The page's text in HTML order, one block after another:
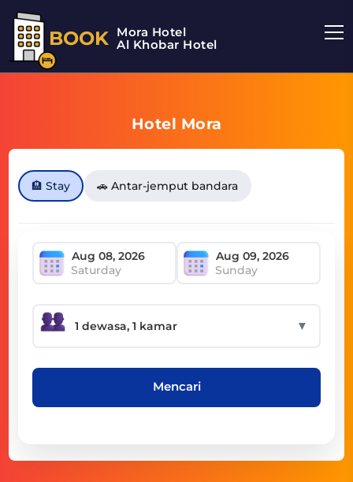
BOOK Mora Hotel
Al Khobar Hotel
Hotel Mora
🏨 Stay 🚗 Antar-jemput bandara
Saturday Sunday
▼
Mencari